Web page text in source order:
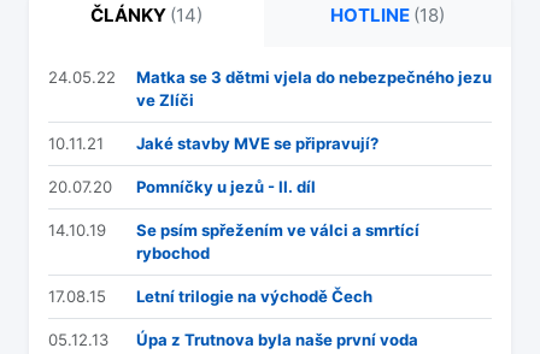
ČLÁNKY (14) HOTLINE (18)
24.05.22
Matka se 3 dětmi vjela do nebezpečného jezu
ve Zlíči
10.11.21 Jaké stavby MVE se připravují?
20.07.20 Pomníčky u jezů - II. díl
14.10.19
Se psím spřežením ve válci a smrtící
rybochod
17.08.15 Letní trilogie na východě Čech
05.12.13 Úpa z Trutnova byla naše první voda